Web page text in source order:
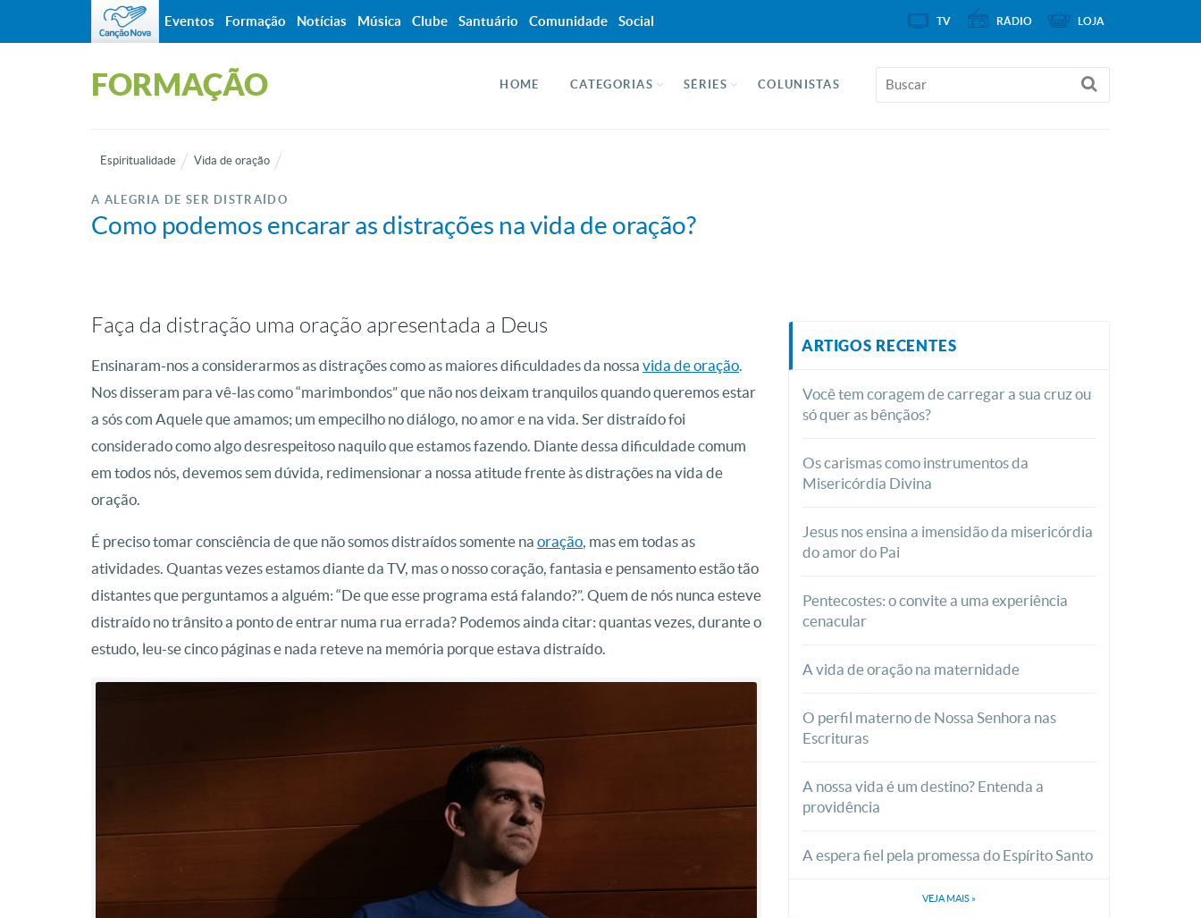
FORMAÇÃO HOME CATEGORIAS SÉRIES COLUNISTAS
Espiritualidade Vida de oração
A ALEGRIA DE SER DISTRAÍDO
Como podemos encarar as distrações na vida de oração?
Faça da distração uma oração apresentada a Deus
Ensinaram-nos a considerarmos as distrações como as maiores dificuldades da nossa vida de oração.
Nos disseram para vê-las como “marimbondos” que não nos deixam tranquilos quando queremos estar
a sós com Aquele que amamos; um empecilho no diálogo, no amor e na vida. Ser distraído foi
considerado como algo desrespeitoso naquilo que estamos fazendo. Diante dessa dificuldade comum
em todos nós, devemos sem dúvida, redimensionar a nossa atitude frente às distrações na vida de
oração.
É preciso tomar consciência de que não somos distraídos somente na oração, mas em todas as
atividades. Quantas vezes estamos diante da TV, mas o nosso coração, fantasia e pensamento estão tão
distantes que perguntamos a alguém: “De que esse programa está falando?”. Quem de nós nunca esteve
distraído no trânsito a ponto de entrar numa rua errada? Podemos ainda citar: quantas vezes, durante o
estudo, leu-se cinco páginas e nada reteve na memória porque estava distraído.
ARTIGOS RECENTES
Você tem coragem de carregar a sua cruz ou
só quer as bênçãos?
Os carismas como instrumentos da
Misericórdia Divina
Jesus nos ensina a imensidão da misericórdia
do amor do Pai
Pentecostes: o convite a uma experiência
cenacular
A vida de oração na maternidade
O perfil materno de Nossa Senhora nas
Escrituras
A nossa vida é um destino? Entenda a
providência
A espera fiel pela promessa do Espírito Santo
VEJA MAIS »
Eventos Formação Notícias Música Clube Santuário Comunidade Social TV RÁDIO LOJA